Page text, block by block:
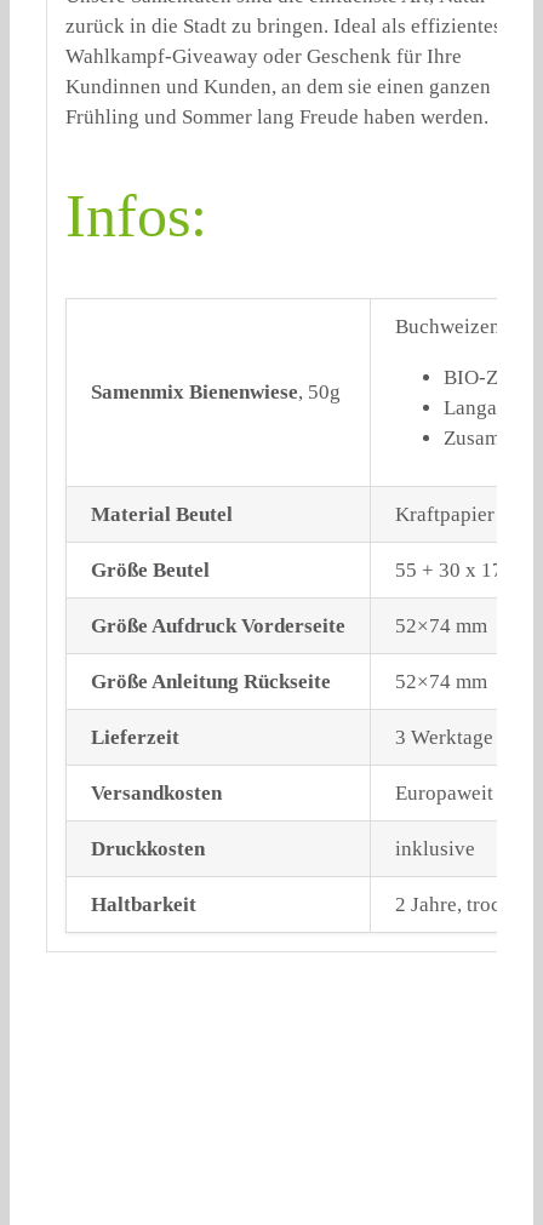
zurück in die Stadt zu bringen. Ideal als effizientes
Wahlkampf-Giveaway oder Geschenk für Ihre
Kundinnen und Kunden, an dem sie einen ganzen
Frühling und Sommer lang Freude haben werden.
Infos:
Samenmix Bienenwiese, 50g
Buchweizen,
BIO-
Material Beutel Kraftpapier
Größe Beutel 55 + 30 x 175
Größe Aufdruck Vorderseite 52×74 mm
Größe Anleitung Rückseite 52×74 mm
Lieferzeit 3 Werktage
Versandkosten Europaweit
Druckkosten inklusive
Haltbarkeit 2 Jahre, trocken